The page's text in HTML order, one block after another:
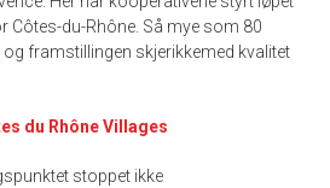
Côtes-du-Rhône. Så mye som 80
framstillingen skjerikkemed kvalitet
du Rhône Villages
stoppet ikke